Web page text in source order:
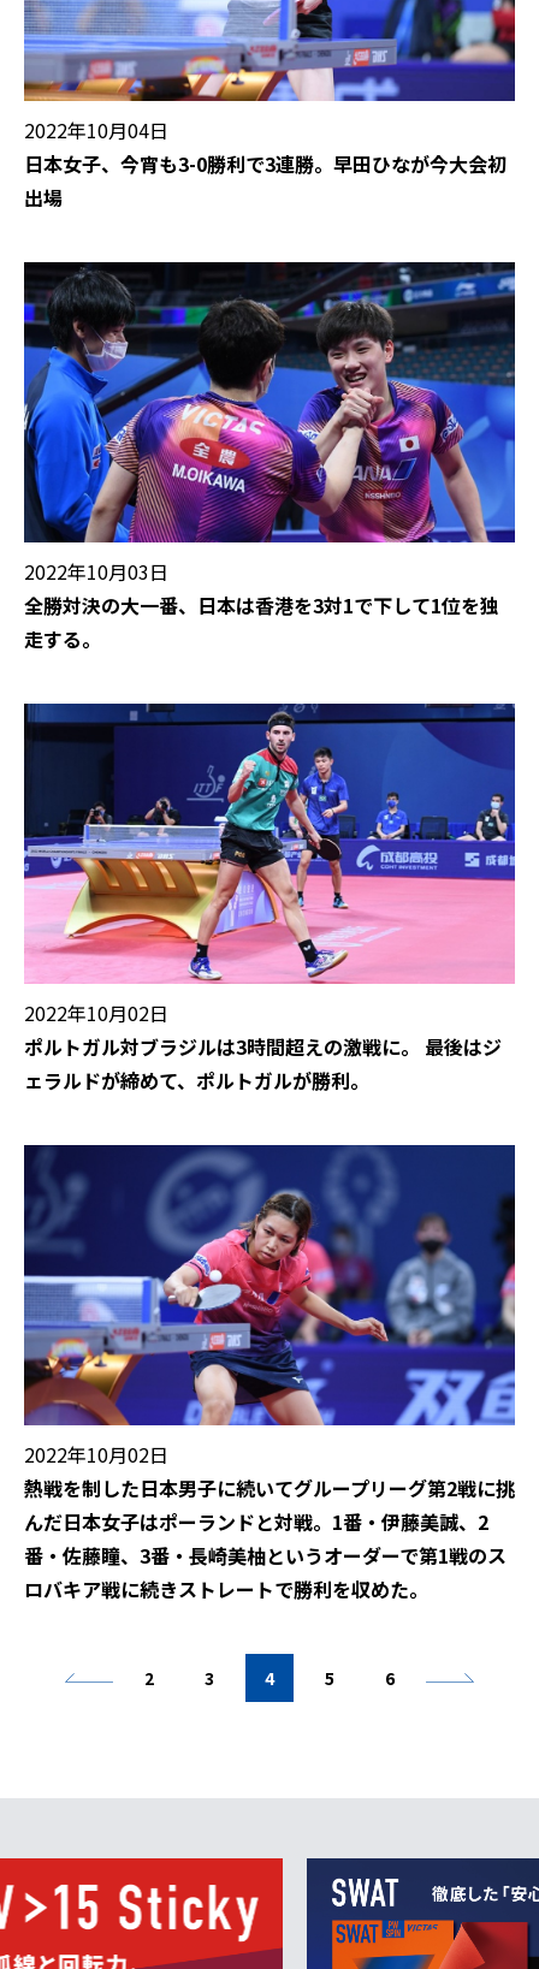
2022年10月04日
日本女子、今宵も3-0勝利で3連勝。早田ひなが今大会初
出場
2022年10月03日
全勝対決の大一番、日本は香港を3対1で下して1位を独
走する。
2022年10月02日
ポルトガル対ブラジルは3時間超えの激戦に。 最後はジ
ェラルドが締めて、ポルトガルが勝利。
2022年10月02日
熱戦を制した日本男子に続いてグループリーグ第2戦に挑
んだ日本女子はポーランドと対戦。1番・伊藤美誠、2
番・佐藤瞳、3番・長崎美柚というオーダーで第1戦のス
ロバキア戦に続きストレートで勝利を収めた。
2 3 4 5 6